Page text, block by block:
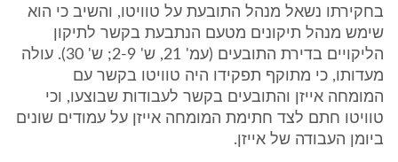
בחקירתו נשאל מנהל התובעת על טוויטו, והשיב כי הוא
שימש מנהל תיקונים מטעם הנתבעת בקשר לתיקון
הליקויים בדירת התובעים (עמ' 21, ש' 2-9; ש' 30). עולה
מעדותו, כי מתוקף תפקידו היה טוויטו בקשר עם
המומחה אייזן והתובעים בקשר לעבודות שבוצעו, וכי
טוויטו חתם לצד חתימת המומחה אייזן על עמודים שונים
ביומן העבודה של אייזן.